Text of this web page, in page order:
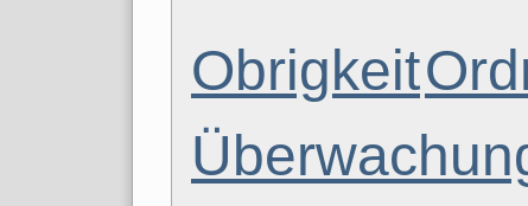
Obrigkeit